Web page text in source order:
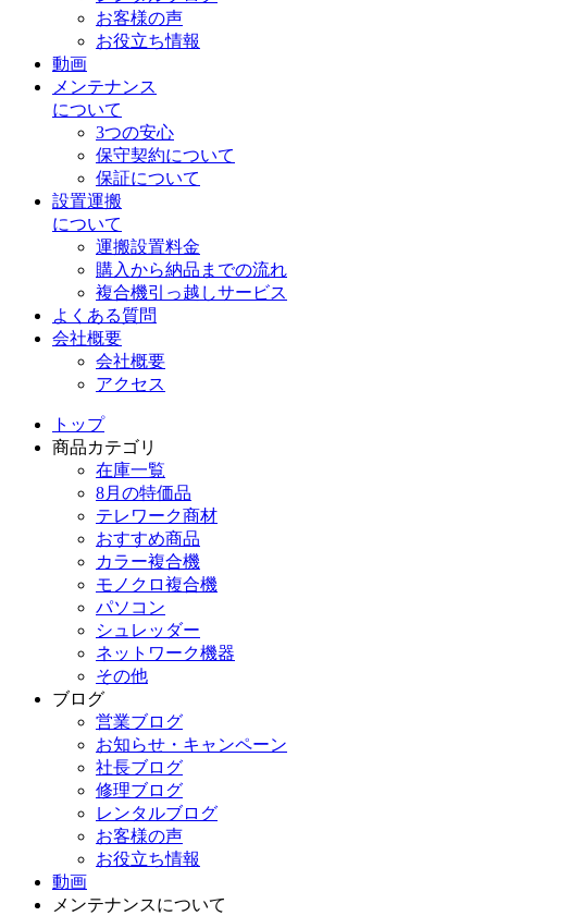
お客様の声
お役立ち情報
動画
メンテナンス
について
3つの安心
保守契約について
保証について
設置運搬
について
運搬設置料金
購入から納品までの流れ
複合機引っ越しサービス
よくある質問
会社概要
会社概要
アクセス
トップ
商品カテゴリ
在庫一覧
8月の特価品
テレワーク商材
おすすめ商品
カラー複合機
モノクロ複合機
パソコン
シュレッダー
ネットワーク機器
その他
ブログ
営業ブログ
お知らせ・キャンペーン
社長ブログ
修理ブログ
レンタルブログ
お客様の声
お役立ち情報
動画
メンテナンスについて